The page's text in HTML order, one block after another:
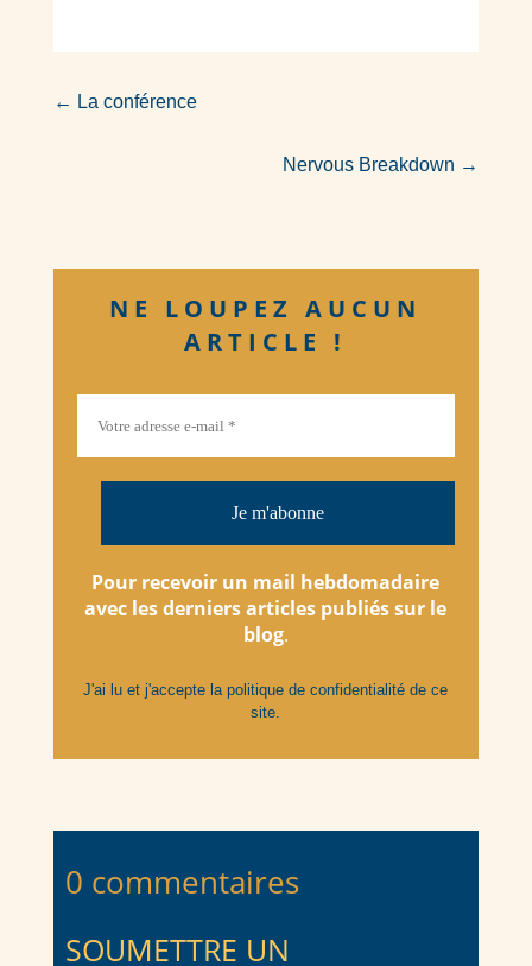
← La conférence
Nervous Breakdown →
NE LOUPEZ AUCUN
ARTICLE !
Pour recevoir un mail hebdomadaire
avec les derniers articles publiés sur le
blog.
J'ai lu et j'accepte lapolitique de confidentialité de ce
site.
0 commentaires
SOUMETTRE UN